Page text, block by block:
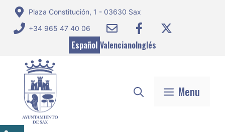
Saltar
contenido
Plaza Constitución, 1 - 03630 Sax
+34 965 47 40 06
Español ValencianoInglés
Menu